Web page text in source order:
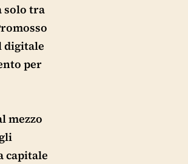
solo tra
digitale
per
mezzo
capitale